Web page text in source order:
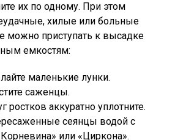
их по одному. При этом
хилые или больные
можно приступать к высадке
емкостям:
маленькие лунки.
саженцы.
ростков аккуратно уплотните.
сеянцы водой с
или «Циркона».